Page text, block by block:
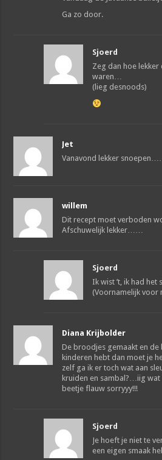
Ga zo door.
Sjoerd
Zeg dan hoe lekker
waren…
(lieg desnoods)
Jet
Vanavond lekker
willem
Dit recept moet verboden
Afschuwelijk lekker……
Sjoerd
Ik wist ’t, ik had
(Voornamelijk voor
Diana Krijbolder
De broodjes gemaakt en de
kinderen hebt dan moet je
zelf ga ik er toch wat aan
kruiden en sambal?…iig wat
beetje flauw sorryyy!!!
Sjoerd
Je hoeft je niet te
een eigen smaak